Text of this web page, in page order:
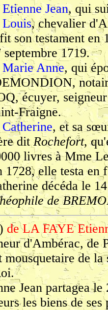
Etienne Jean, qui
Louis, chevalier
son testament en
septembre 1719.
Marie Anne, qui
écuyer,
Fraigne.
Catherine, et sa
ditRochefort,
livres à Mme
1728, elle testa en
décéda le
de
de LA FAYE
d'Ambérac, de
de la
Jean partagea
les biens de ses